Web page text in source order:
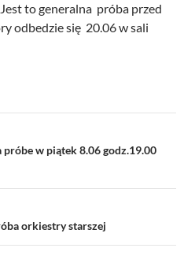
to generalna próba przed
odbedzie się 20.06 w sali
w piątek 8.06 godz.19.00
orkiestry starszej